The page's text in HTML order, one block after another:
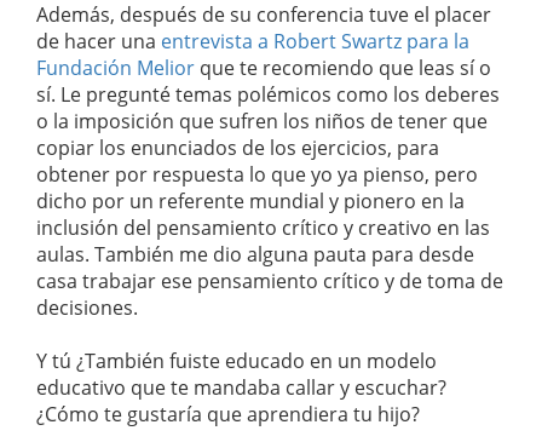
Además, después de su conferencia tuve el placer
de hacer una entrevista a Robert Swartz para la
Fundación Melior que te recomiendo que leas sí o
sí. Le pregunté temas polémicos como los deberes
o la imposición que sufren los niños de tener que
copiar los enunciados de los ejercicios, para
obtener por respuesta lo que yo ya pienso, pero
dicho por un referente mundial y pionero en la
inclusión del pensamiento crítico y creativo en las
aulas. También me dio alguna pauta para desde
casa trabajar ese pensamiento crítico y de toma de
decisiones.
Y tú ¿También fuiste educado en un modelo
educativo que te mandaba callar y escuchar?
¿Cómo te gustaría que aprendiera tu hijo?